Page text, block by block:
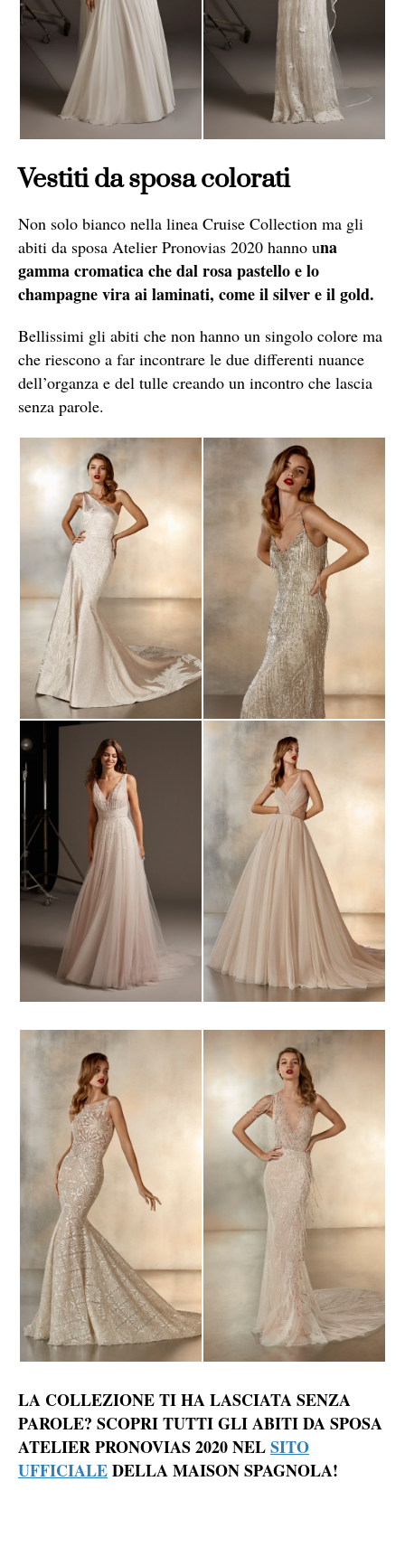
Vestiti da sposa colorati
Non solo bianco nella linea Cruise Collection ma gli
abiti da sposa Atelier Pronovias 2020 hanno una
gamma cromatica che dal rosa pastello e lo
champagne vira ai laminati, come il silver e il gold.
Bellissimi gli abiti che non hanno un singolo colore ma
che riescono a far incontrare le due differenti nuance
dell’organza e del tulle creando un incontro che lascia
senza parole.
LA COLLEZIONE TI HA LASCIATA SENZA
PAROLE? SCOPRI TUTTI GLI ABITI DA SPOSA
ATELIER PRONOVIAS 2020 NELSITO
UFFICIALEDELLA MAISON SPAGNOLA!